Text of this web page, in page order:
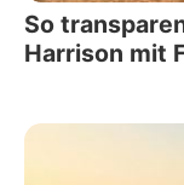
So
Harrison mit